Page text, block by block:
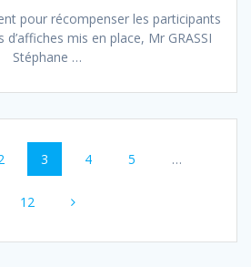
pour récompenser les participants
mis en place, Mr GRASSI
Stéphane …
Page
3 Page
4 Page
5 …
Page
12